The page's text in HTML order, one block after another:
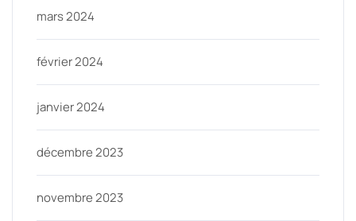
mars 2024
février 2024
janvier 2024
décembre 2023
novembre 2023